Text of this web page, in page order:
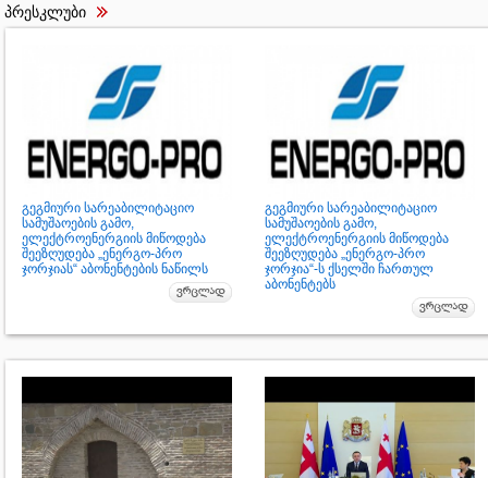
პრესკლუბი
გეგმიური სარეაბილიტაციო
სამუშაოების გამო,
ელექტროენერგიის მიწოდება
შეეზღუდება „ენერგო-პრო
ჯორჯიას“ აბონენტების ნაწილს
გეგმიური სარეაბილიტაციო
სამუშაოების გამო,
ელექტროენერგიის მიწოდება
შეეზღუდება „ენერგო-პრო
ჯორჯია“-ს ქსელში ჩართულ
აბონენტებს